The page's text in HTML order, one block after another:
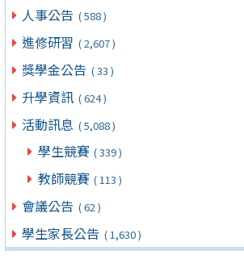
人事公告 ( 588 )
進修研習 ( 2,607 )
獎學金公告 ( 33 )
升學資訊 ( 624 )
活動訊息 ( 5,088 )
學生競賽 ( 339 )
教師競賽 ( 113 )
會議公告 ( 62 )
學生家長公告 ( 1,630 )